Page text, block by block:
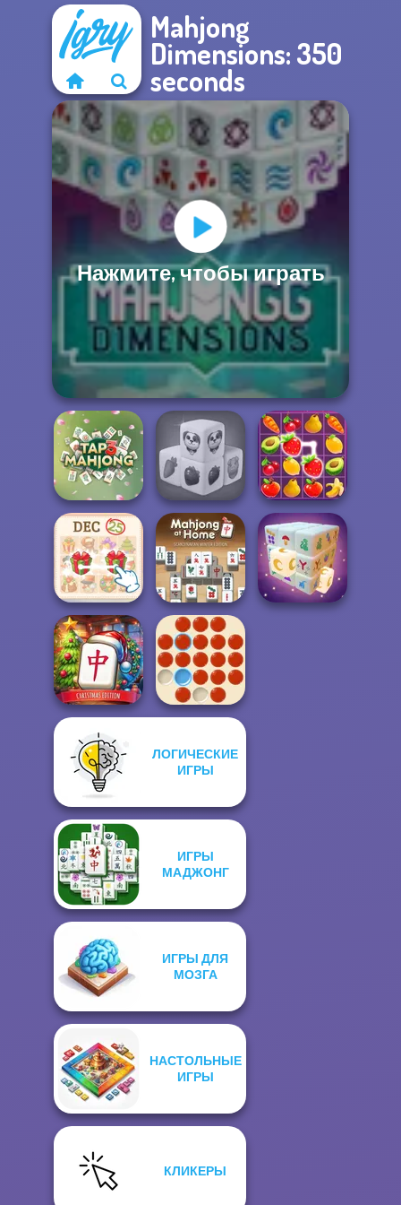
Mahjong
Dimensions: 350
seconds
Нажмите, чтобы играть
Tap 3 Mahjong
Farm Mahjong
3D
Fruit Mahjong
KrisMas Mahjong
2
Mahjong At
Home -
Scandinavian...
Mahjong at
Home -
Christmas Ed...
ЛОГИЧЕСКИЕ
ИГРЫ
ИГРЫ
МАДЖОНГ
ИГРЫ ДЛЯ
МОЗГА
НАСТОЛЬНЫЕ
ИГРЫ
КЛИКЕРЫ